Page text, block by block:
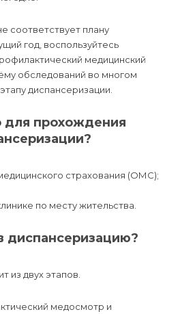
соответствует плану
год, воспользуйтесь
медицинский
обследований во многом
диспансеризации.
для прохождения
страхования (ОМС);
по месту жительства.
диспансеризацию?
из двух этапов.
медосмотр и